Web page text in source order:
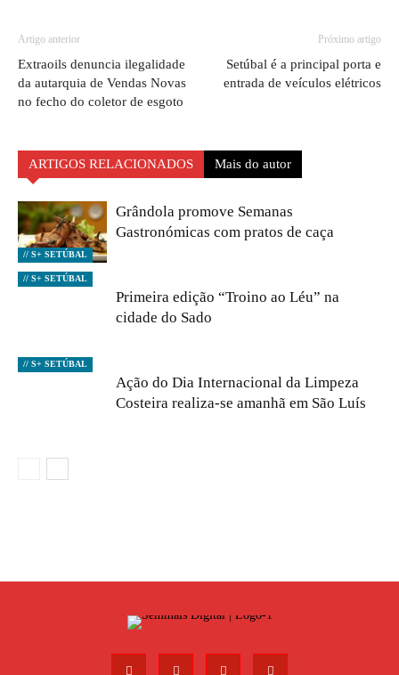
Artigo anterior
Extraoils denuncia ilegalidade
da autarquia de Vendas Novas
no fecho do coletor de esgoto
Próximo artigo
Setúbal é a principal porta e
entrada de veículos elétricos
ARTIGOS RELACIONADOS Mais do autor
// S+ SETÚBAL
Grândola promove Semanas
Gastronómicas com pratos de caça
// S+ SETÚBAL
Primeira edição “Troino ao Léu” na
cidade do Sado
// S+ SETÚBAL
Ação do Dia Internacional da Limpeza
Costeira realiza-se amanhã em São Luís